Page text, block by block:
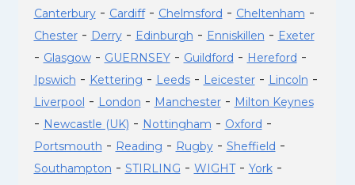
Canterbury- Cardiff- Chelmsford - Cheltenham -
Chester- Derry- Edinburgh - Enniskillen - Exeter
- Glasgow- GUERNSEY- Guildford - Hereford -
Ipswich - Kettering - Leeds- Leicester- Lincoln -
Liverpool - London - Manchester- Milton Keynes
- Newcastle (UK) - Nottingham - Oxford -
Portsmouth - Reading - Rugby- Sheffield -
Southampton - STIRLING - WIGHT- York-